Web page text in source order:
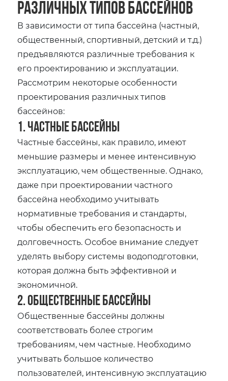
различных типов бассейнов
В зависимости от типа бассейна (частный,
общественный, спортивный, детский и т.д.)
предъявляются различные требования к
его проектированию и эксплуатации.
Рассмотрим некоторые особенности
проектирования различных типов
бассейнов:
1. Частные бассейны
Частные бассейны, как правило, имеют
меньшие размеры и менее интенсивную
эксплуатацию, чем общественные. Однако,
даже при проектировании частного
бассейна необходимо учитывать
нормативные требования и стандарты,
чтобы обеспечить его безопасность и
долговечность. Особое внимание следует
уделять выбору системы водоподготовки,
которая должна быть эффективной и
экономичной.
2. Общественные бассейны
Общественные бассейны должны
соответствовать более строгим
требованиям, чем частные. Необходимо
учитывать большое количество
пользователей, интенсивную эксплуатацию